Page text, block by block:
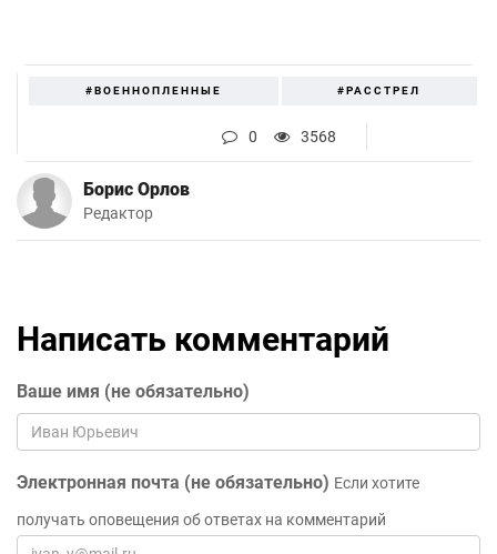
#ВОЕННОПЛЕННЫЕ #РАССТРЕЛ
0 3568
Борис Орлов
Редактор
Написать комментарий
Ваше имя (не обязательно)
Электронная почта (не обязательно) Если хотите
получать оповещения об ответах на комментарий